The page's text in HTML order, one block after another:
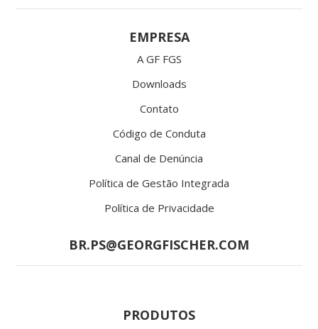
EMPRESA
A GF FGS
Downloads
Contato
Código de Conduta
Canal de Denúncia
Política de Gestão Integrada
Política de Privacidade
BR.PS@GEORGFISCHER.COM
PRODUTOS